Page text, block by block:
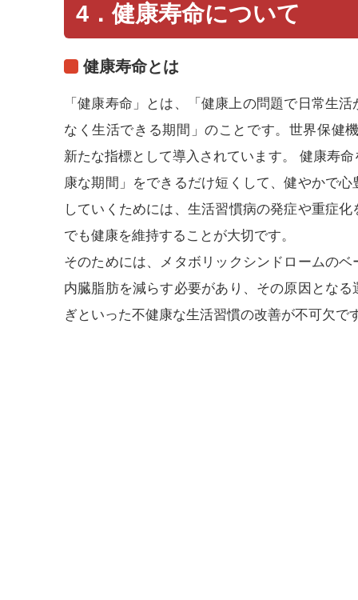
4．健康寿命について
健康寿命とは
「健康寿命」とは、「健康上の問題で日常生
なく生活できる期間」のことです。世界保健
新たな指標として導入されています。 健康寿
康な期間」をできるだけ短くして、健やかで心
していくためには、生活習慣病の発症や重症
でも健康を維持することが大切です。
そのためには、メタボリックシンドロームのベ
内臓脂肪を減らす必要があり、その原因となる
ぎといった不健康な生活習慣の改善が不可欠で